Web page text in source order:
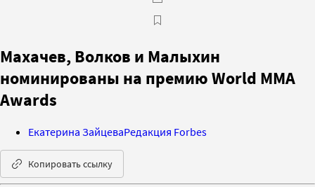
Махачев, Волков и Малыхин
номинированы на премию World MMA
Awards
Екатерина ЗайцеваРедакция Forbes
Копировать ссылку